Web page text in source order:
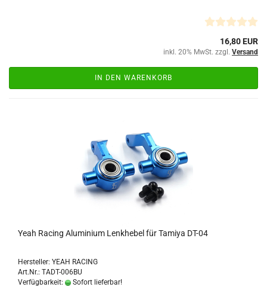
16,80 EUR
inkl. 20% MwSt. zzgl. Versand
IN DEN WARENKORB
Yeah Racing Aluminium Lenkhebel für Tamiya DT-04
Hersteller: YEAH RACING
Art.Nr.: TADT-006BU
Verfügbarkeit:
Sofort lieferbar!